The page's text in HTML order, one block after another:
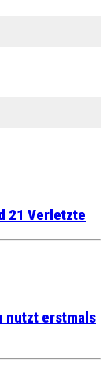
21 Verletzte
nutzt erstmals